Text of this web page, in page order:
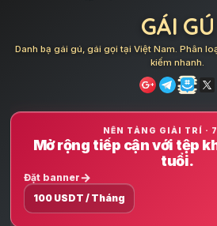
GÁI GÚ
Danh bạ gái gú, gái gọi tại Việt Nam. Phân
kiếm nhanh.
NỀN TẢNG GIẢI TRÍ ·
Mở rộng tiếp cận với tệp
tuổi.
Đặt banner
100 USDT / Tháng